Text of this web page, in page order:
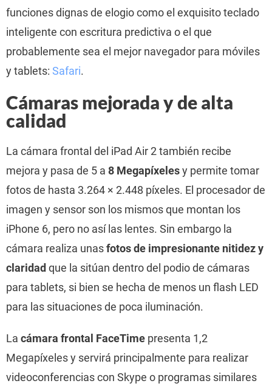
funciones dignas de elogio como el exquisito teclado
inteligente con escritura predictiva o el que
probablemente sea el mejor navegador para móviles
y tablets: Safari.
Cámaras mejorada y de alta
calidad
La cámara frontal del iPad Air 2 también recibe
mejora y pasa de 5 a 8 Megapíxelesy permite tomar
fotos de hasta 3.264 × 2.448 píxeles. El procesador de
imagen y sensor son los mismos que montan los
iPhone 6, pero no así las lentes. Sin embargo la
cámara realiza unasfotos de impresionante nitidez y
claridad que la sitúan dentro del podio de cámaras
para tablets, si bien se hecha de menos un flash LED
para las situaciones de poca iluminación.
La cámara frontal FaceTime presenta 1,2
Megapíxeles y servirá principalmente para realizar
videoconferencias con Skype o programas similares